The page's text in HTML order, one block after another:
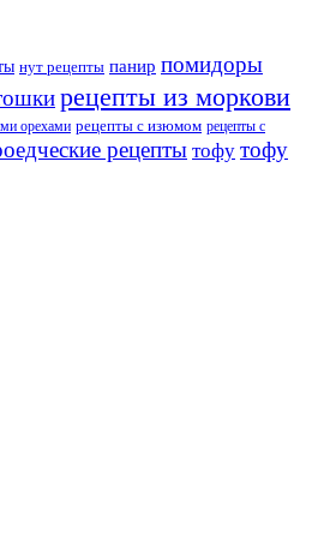
нут рецепты панир помидоры
рецепты из моркови
орехами рецепты с изюмом рецепты с
рецептытофу тофу